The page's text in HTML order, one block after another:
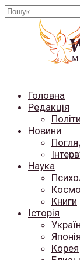
Перейти
Search
Головна
Редакція
Новини
Наука
Книги
Історія
Японія
Корея